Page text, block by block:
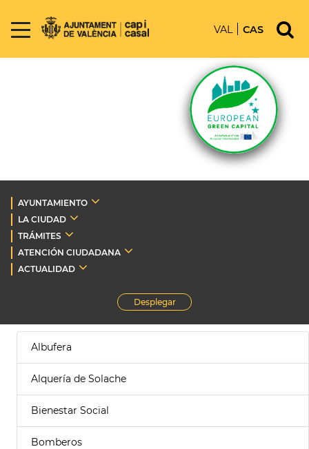
VAL CAS
AYUNTAMIENTO
LA CIUDAD
TRÁMITES
ATENCIÓN CIUDADANA
ACTUALIDAD
Desplegar
Albufera
Alquería de Solache
Bienestar Social
Bomberos